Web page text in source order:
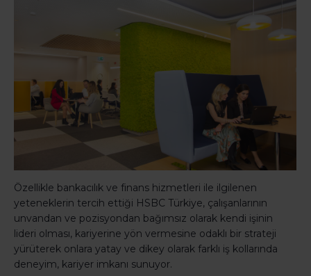
Özellikle bankacılık ve finans hizmetleri ile ilgilenen
yeteneklerin tercih ettiği HSBC Türkiye, çalışanlarının
unvandan ve pozisyondan bağımsız olarak kendi işinin
lideri olması, kariyerine yön vermesine odaklı bir strateji
yürüterek onlara yatay ve dikey olarak farklı iş kollarında
deneyim, kariyer imkanı sunuyor.